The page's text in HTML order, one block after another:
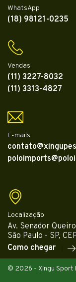
WhatsApp
(18) 98121-0235
Vendas
(11) 3227-8032
(11) 3313-4827
E-mails
Localização
Av. Senador
São Paulo - SP,
Como chegar
© 2026 - Xingu Sport